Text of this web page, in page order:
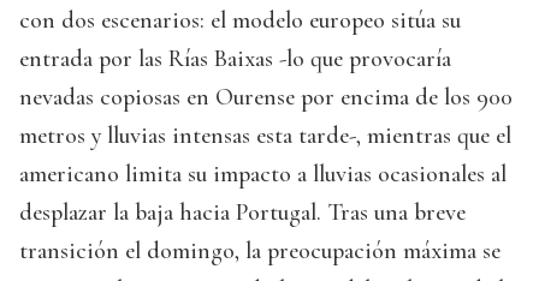
con dos escenarios: el modelo europeo sitúa su
entrada por las Rías Baixas -lo que provocaría
nevadas copiosas en Ourense por encima de los 900
metros y lluvias intensas esta tarde-, mientras que el
americano limita su impacto a lluvias ocasionales al
desplazar la baja hacia Portugal. Tras una breve
transición el domingo, la preocupación máxima se